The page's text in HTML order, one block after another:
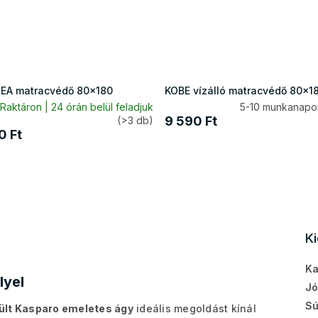
matracvédő 80x180
Raktáron | 24 órán belül feladjuk
(>3 db)
Ft
KOBE vízálló matracvédő
5-10
9 590 Ft
Kasparo emeletes ágyideális megoldást kínál